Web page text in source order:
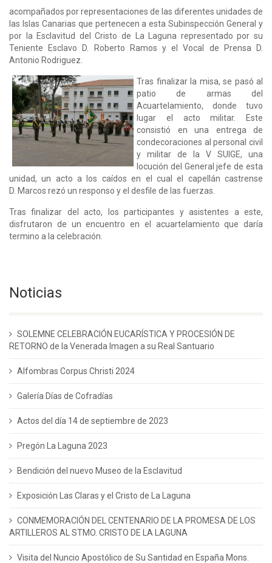
acompañados por representaciones de las diferentes unidades de
las Islas Canarias que pertenecen a esta Subinspección General y
por la Esclavitud del Cristo de La Laguna representado por su
Teniente Esclavo D. Roberto Ramos y el Vocal de Prensa D.
Antonio Rodriguez.
Tras finalizar la misa, se pasó al
patio de armas del
Acuartelamiento, donde tuvo
lugar el acto militar. Este
consistió en una entrega de
condecoraciones al personal civil
y militar de la V SUIGE, una
locución del General jefe de esta
unidad, un acto a los caídos en el cual el capellán castrense
D. Marcos rezó un responso y el desfile de las fuerzas.
Tras finalizar del acto, los participantes y asistentes a este,
disfrutaron de un encuentro en el acuartelamiento que daría
termino a la celebración.
Noticias
SOLEMNE CELEBRACIÓN EUCARÍSTICA Y PROCESIÓN DE
RETORNO de la Venerada Imagen a su Real Santuario
Alfombras Corpus Christi 2024
Galería Días de Cofradías
Actos del día 14 de septiembre de 2023
Pregón La Laguna 2023
Bendición del nuevo Museo de la Esclavitud
Exposición Las Claras y el Cristo de La Laguna
CONMEMORACIÓN DEL CENTENARIO DE LA PROMESA DE LOS
ARTILLEROS AL STMO. CRISTO DE LA LAGUNA
Visita del Nuncio Apostólico de Su Santidad en España Mons.